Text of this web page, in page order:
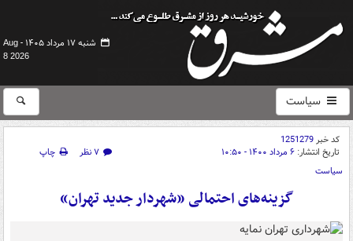
شنبه ۱۷ مرداد ۱۴۰۵ -
Aug
8 2026
سیاست
کد خبر1251279
تاریخ انتشار: ۶ مرداد ۱۴۰۰ - ۱۰:۵۰ ۷ نظر
چاپ
سیاست
گزینه‌های احتمالی «شهردار جدید تهران»